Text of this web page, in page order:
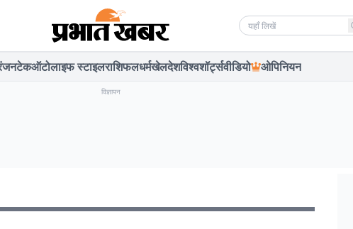
Search news
टेकऑटोलाइफ स्टाइलराशिफलधर्मखेलदेशविश्वशॉर्ट्सवीडियो ओपिनियन
विज्ञापन